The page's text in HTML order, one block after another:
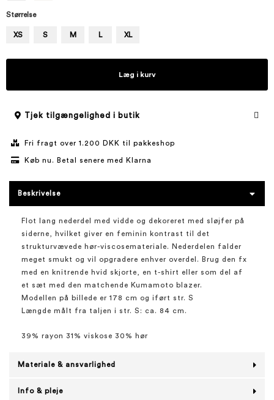
Størrelse
XS S M L XL
Læg i kurv
Tjek tilgængelighed i butik
Fri fragt over 1.200 DKK til pakkeshop
Køb nu. Betal senere med Klarna
Beskrivelse
Flot lang nederdel med vidde og dekoreret med sløjfer på
siderne, hvilket giver en feminin kontrast til det
strukturvævede hør-viscosemateriale. Nederdelen falder
meget smukt og vil opgradere enhver overdel. Brug den fx
med en knitrende hvid skjorte, en t-shirt eller som del af
et sæt med den matchende Kumamoto blazer.
Modellen på billede er 178 cm og iført str. S
Længde målt fra taljen i str. S: ca. 84 cm.
39% rayon 31% viskose 30% hør
Materiale & ansvarlighed
Info & pleje